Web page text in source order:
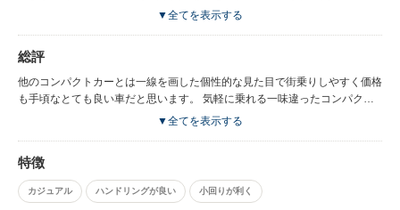
ードを出すとノイズがかなり気になります。 車体重量の軽さやマイルドハ
テンポ遅れるような違和感があります。
▼全てを表示する
総評
他のコンパクトカーとは一線を画した個性的な見た目で街乗りしやすく価格
も手頃なとても良い車だと思います。 気軽に乗れる一味違ったコンパクト
カーをお求めの方にはおすすめです。▼全てを表示する
特徴
カジュアル ハンドリングが良い 小回りが利く